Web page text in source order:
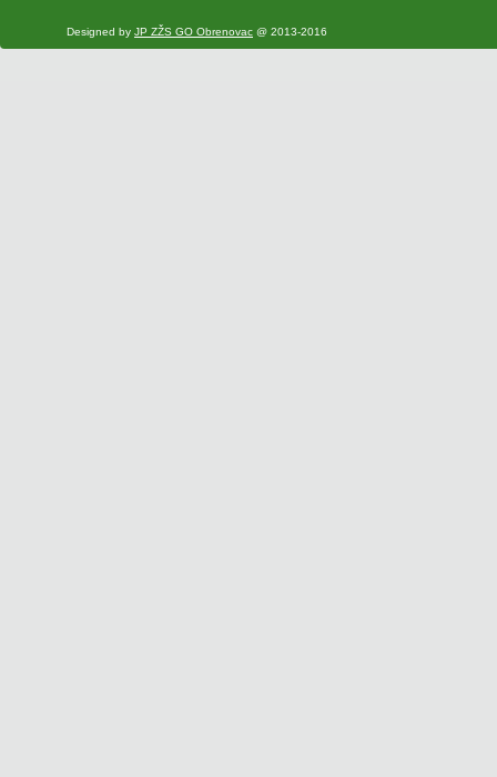
Designed by JP ZŽS GO Obrenovac @ 2013-2016